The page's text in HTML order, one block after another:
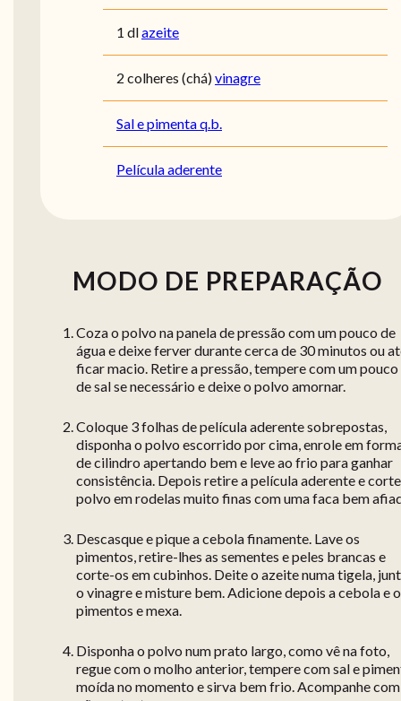
1 dlazeite
2 colheres (chá)vinagre
Sal e pimenta q.b.
Película aderente
MODO DE PREPARAÇÃO
Coza o polvo na panela de pressão com um pouco de
água e deixe ferver durante cerca de 30 minutos ou
ficar macio. Retire a pressão, tempere com um pouco
de sal se necessário e deixe o polvo amornar.
Coloque 3 folhas de película aderente sobrepostas,
disponha o polvo escorrido por cima, enrole em
de cilindro apertando bem e leve ao frio para ganhar
consistência. Depois retire a película aderente e
polvo em rodelas muito finas com uma faca bem
Descasque e pique a cebola finamente. Lave os
pimentos, retire-lhes as sementes e peles brancas e
corte-os em cubinhos. Deite o azeite numa tigela,
o vinagre e misture bem. Adicione depois a cebola e
pimentos e mexa.
Disponha o polvo num prato largo, como vê na foto,
regue com o molho anterior, tempere com sal e
moída no momento e sirva bem frio. Acompanhe com